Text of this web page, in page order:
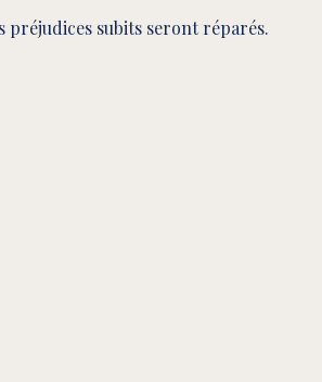
préjudices subits seront réparés.